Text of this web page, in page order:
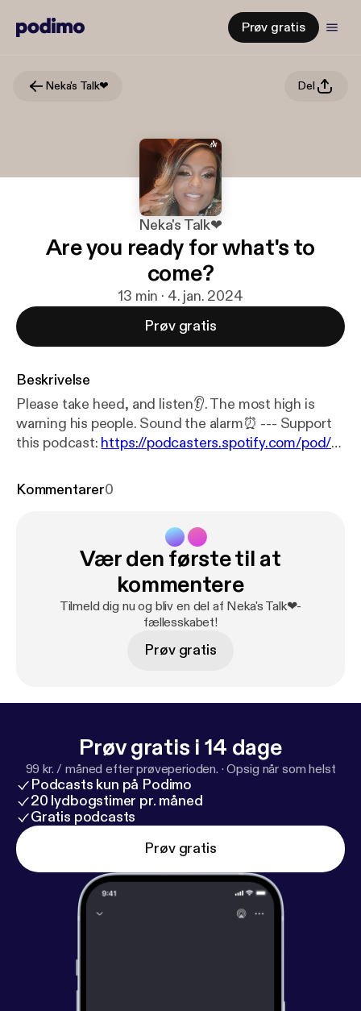
Prøv gratis
Neka's Talk❤ Del
Neka's Talk❤
Are you ready for what's to
come?
13 min · 4. jan. 2024
Prøv gratis
Beskrivelse
Please take heed, and listen👂. The most high is
warning his people. Sound the alarm⏰ --- Support
this podcast: https://podcasters.spotify.com/pod/s
spotify.com/pod/show/shanekadunnigan/support
Kommentarer0
Vær den første til at
kommentere
Tilmeld dig nu og bliv en del af Neka's Talk❤-
fællesskabet!
Prøv gratis
Prøv gratis i 14 dage
99 kr. / måned efter prøveperioden. ·Opsig når som helst
Podcasts kun på Podimo
20 lydbogstimer pr. måned
Gratis podcasts
Prøv gratis